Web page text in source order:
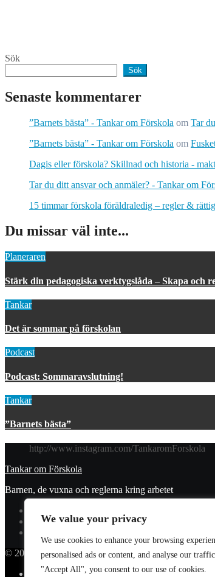
We value your privacy
We use cookies to enhance your browsing
personalised ads or content, and analyse our
"Accept All", you consent to our use of cookies.
Sök
Sök
Senaste kommentarer
”Barnets bästa” - Tankar om Förskola om Tar
”Barnets bästa” - Tankar om Förskola om
Dagis eller förskola? Skillnad och historia -
Tar du ditt ansvar och anmäler? - Tankar om
15 timmar förskola föräldraledig – regler &
Du missar väl inte...
Planeraren
Stärk din pedagogiska verktygslåda – Skapa och
Tankar
Det är sommar på förskolan
Podcast
Podcast: Sommaravslutning!
Tankar
”Barnets bästa”
http://www.instagram.com/TankaromForskola
Tankar om Förskola
Barnen, de vuxna och reglerna kring arbetet
© 2023 Tankar om förskola. All Rights Reserved.
Donera